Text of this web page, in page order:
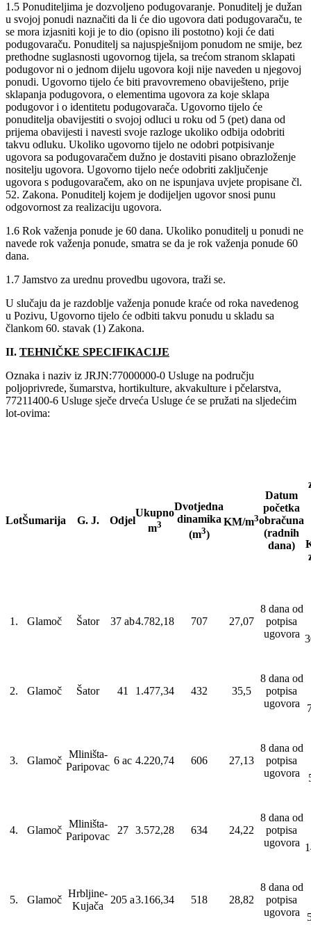
1.5 Ponuditeljima je dozvoljeno podugovaranje. Ponuditelj je dužan
u svojoj ponudi naznačiti da li će dio ugovora dati podugovaraču, te
se mora izjasniti koji je to dio (opisno ili postotno) koji će dati
podugovaraču. Ponuditelj sa najuspješnijom ponudom ne smije, bez
prethodne suglasnosti ugovornog tijela, sa trećom stranom sklapati
podugovor ni o jednom dijelu ugovora koji nije naveden u njegovoj
ponudi. Ugovorno tijelo će biti pravovremeno obaviješteno, prije
sklapanja podugovora, o elementima ugovora za koje sklapa
podugovor i o identitetu podugovarača. Ugovorno tijelo će
ponuditelja obavijestiti o svojoj odluci u roku od 5 (pet) dana od
prijema obavijesti i navesti svoje razloge ukoliko odbija odobriti
takvu odluku. Ukoliko ugovorno tijelo ne odobri potpisivanje
ugovora sa podugovaračem dužno je dostaviti pisano obrazloženje
nositelju ugovora. Ugovorno tijelo neće odobriti zaključenje
ugovora s podugovaračem, ako on ne ispunjava uvjete propisane čl.
52. Zakona. Ponuditelj kojem je dodijeljen ugovor snosi punu
odgovornost za realizaciju ugovora.
1.6 Rok važenja ponude je 60 dana. Ukoliko ponuditelj u ponudi ne
navede rok važenja ponude, smatra se da je rok važenja ponude 60
dana.
1.7 Jamstvo za urednu provedbu ugovora, traži se.
U slučaju da je razdoblje važenja ponude kraće od roka navedenog
u Pozivu, Ugovorno tijelo će odbiti takvu ponudu u skladu sa
člankom 60. stavak (1) Zakona.
II. TEHNIČKE SPECIFIKACIJE
Oznaka i naziv iz JRJN:77000000-0 Usluge na području
poljoprivrede, šumarstva, hortikulture, akvakulture i pčelarstva,
77211400-6 Usluge sječe drveća Usluge će se pružati na sljedećim
lot-ovima:
LotŠumarija G. J. Odjel
Ukupno
m3
Dvotjedna
dinamika
(m3)
KM/m3
Datum
početka
obračuna
(radnih
dana)
1. Glamoč Šator 37 ab4.782,18 707 27,07
8 dana od
potpisa
ugovora
2. Glamoč Šator 41 1.477,34 432 35,5
8 dana od
potpisa
ugovora
3. Glamoč
Mliništa-
Paripovac
6 ac 4.220,74 606 27,13
8 dana od
potpisa
ugovora
4. Glamoč
Mliništa-
Paripovac
27 3.572,28 634 24,22
8 dana od
potpisa
ugovora
5. Glamoč
Hrbljine-
Kujača
205 a3.166,34 518 28,82
8 dana od
potpisa
ugovora